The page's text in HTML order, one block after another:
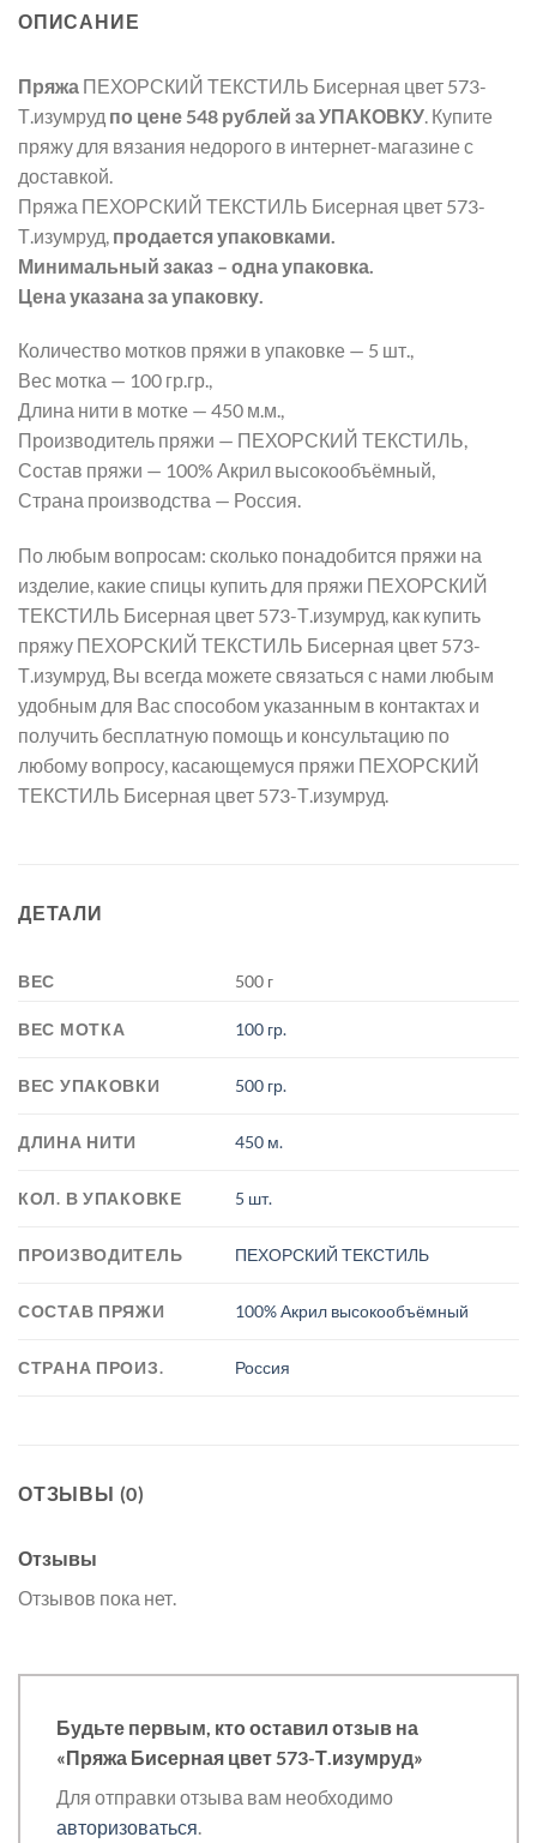
ОПИСАНИЕ
Пряжа ПЕХОРСКИЙ ТЕКСТИЛЬ Бисерная цвет 573-
Т.изумруд по цене 548 рублей за УПАКОВКУ . Купите
пряжу для вязания недорого в интернет-магазине с
доставкой.
Пряжа ПЕХОРСКИЙ ТЕКСТИЛЬ Бисерная цвет 573-
Т.изумруд, продается упаковками.
Минимальный заказ – одна упаковка.
Цена указана за упаковку.
Количество мотков пряжи в упаковке — 5 шт.,
Вес мотка — 100 гр.гр.,
Длина нити в мотке — 450 м.м.,
Производитель пряжи — ПЕХОРСКИЙ ТЕКСТИЛЬ,
Состав пряжи — 100% Акрил высокообъёмный,
Страна производства — Россия.
По любым вопросам: сколько понадобится пряжи на
изделие, какие спицы купить для пряжи ПЕХОРСКИЙ
ТЕКСТИЛЬ Бисерная цвет 573-Т.изумруд, как купить
пряжу ПЕХОРСКИЙ ТЕКСТИЛЬ Бисерная цвет 573-
Т.изумруд, Вы всегда можете связаться с нами любым
удобным для Вас способом указанным в контактах и
получить бесплатную помощь и консультацию по
любому вопросу, касающемуся пряжи ПЕХОРСКИЙ
ТЕКСТИЛЬ Бисерная цвет 573-Т.изумруд.
ДЕТАЛИ
ВЕС 500 г
ВЕС МОТКА 100 гр.
ВЕС УПАКОВКИ 500 гр.
ДЛИНА НИТИ 450 м.
КОЛ. В УПАКОВКЕ 5 шт.
ПРОИЗВОДИТЕЛЬ ПЕХОРСКИЙ ТЕКСТИЛЬ
СОСТАВ ПРЯЖИ 100% Акрил высокообъёмный
СТРАНА ПРОИЗ. Россия
ОТЗЫВЫ (0)
Отзывы
Отзывов пока нет.
Будьте первым, кто оставил отзыв на
«Пряжа Бисерная цвет 573-Т.изумруд»
Для отправки отзыва вам необходимо
авторизоваться